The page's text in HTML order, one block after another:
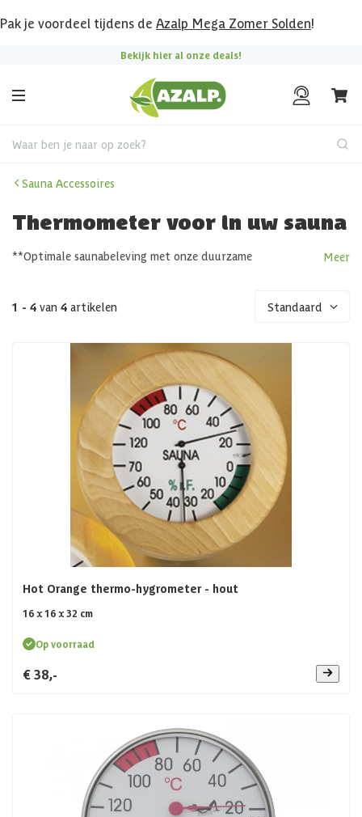
Pak je voordeel tijdens de Azalp Mega Zomer Solden!
Bekijk hier al onze deals!
Waar ben je naar op zoek?
Sauna Accessoires
Thermometer voor in uw sauna
**Optimale saunabeleving met onze duurzame
Meer
1 - 4 van 4 artikelen Standaard
Hot Orange thermo-hygrometer - hout
16 x 16 x 32 cm
Op voorraad
€ 38,-